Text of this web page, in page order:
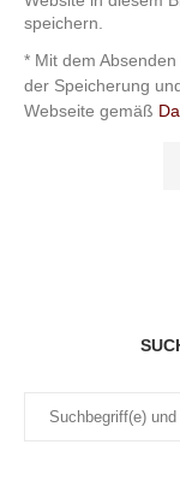
speichern.
* Mit dem
der Speicherung
Webseite gemäß